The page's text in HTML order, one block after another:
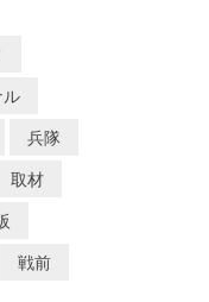
兵隊
取材
戦前